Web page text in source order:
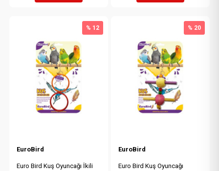
EuroBird
Euro Bird Kuş Oyuncağı İkili
% 12
EuroBird
Euro Bird Kuş Oyuncağı
% 20